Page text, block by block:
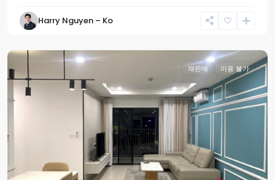
Harry Nguyen – Ko
Tay
Ho
재판매 이용 불가